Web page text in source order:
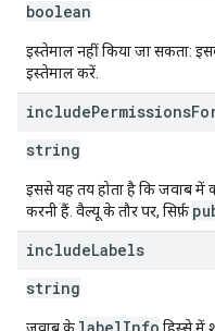
boolean
इस्तेमाल नहीं किया जा सकता:
इस्तेमाल करें.
includePermissions
string
इससे यह तय होता है कि जवाब में
करनी हैं. वैल्यू के तौर पर, सिर्फ़
includeLabels
string